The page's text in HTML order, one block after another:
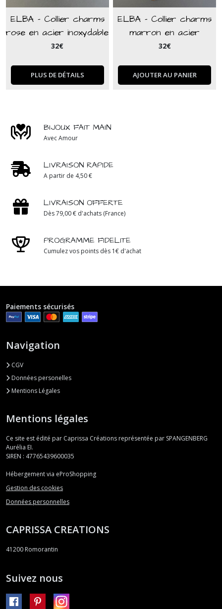
ELBA - Collier charms
rose en acier inoxydable
doré
32€
PLUS DE DÉTAILS
ELBA - Collier charms
marron en acier
inoxydable doré
32€
AJOUTER AU PANIER
BIJOUX FAIT MAIN
Avec Amour
LIVRAISON RAPIDE
A partir de 4,50 €
LIVRAISON OFFERTE
Dès 79,00 € d'achats (France)
PROGRAMME FIDELITE
Cumulez vos points dès 1€ d'achat
Paiements sécurisés
Navigation
CGV
Données personelles
Mentions Légales
Mentions légales
Ce site est édité par Caprissa Créations représentée par SPANGENBERG
Aurélia EI.
SIREN : 47765439600035
Hébergement via eProShopping
Gestion des cookies
Données personnelles
CAPRISSA CREATIONS
41200 Romorantin
Suivez nous